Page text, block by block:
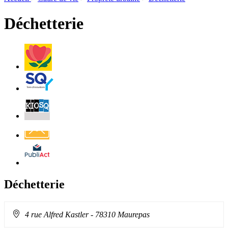
page flux
Déchetterie
Villes
et
Villages
Fleuris
Saint-
Quentin
Billetterie
Affichage
légal
Déchetterie
Adresse4 rue Alfred Kastler- 78310 Maurepas